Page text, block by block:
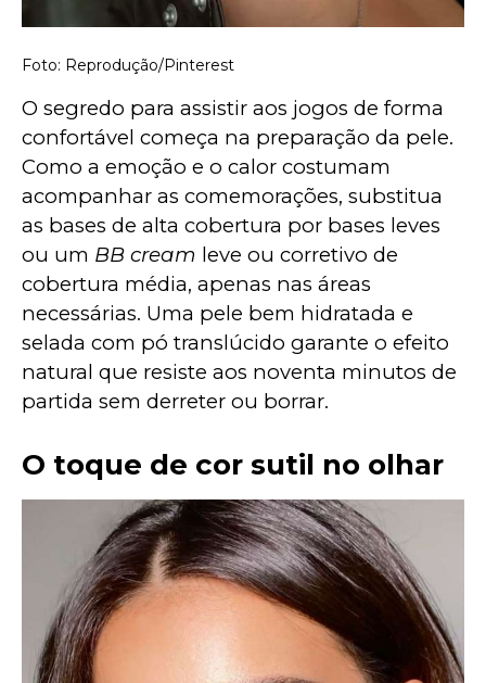
Foto: Reprodução/Pinterest
O segredo para assistir aos jogos de forma
confortável começa na preparação da pele.
Como a emoção e o calor costumam
acompanhar as comemorações, substitua
as bases de alta cobertura por bases leves
ou um BB cream leve ou corretivo de
cobertura média, apenas nas áreas
necessárias. Uma pele bem hidratada e
selada com pó translúcido garante o efeito
natural que resiste aos noventa minutos de
partida sem derreter ou borrar.
O toque de cor sutil no olhar